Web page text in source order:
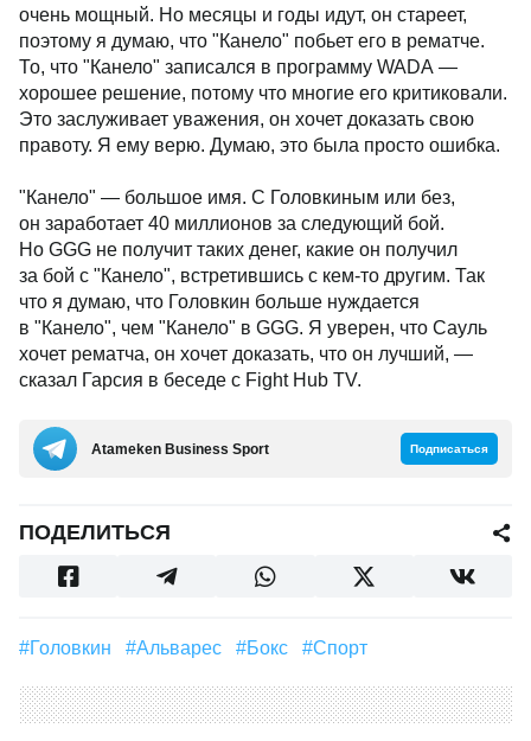
очень мощный. Но месяцы и годы идут, он стареет,
поэтому я думаю, что "Канело" побьет его в рематче.
То, что "Канело" записался в программу WADA —
хорошее решение, потому что многие его критиковали.
Это заслуживает уважения, он хочет доказать свою
правоту. Я ему верю. Думаю, это была просто ошибка.
"Канело" — большое имя. С Головкиным или без,
он заработает 40 миллионов за следующий бой.
Но GGG не получит таких денег, какие он получил
за бой с "Канело", встретившись с кем-то другим. Так
что я думаю, что Головкин больше нуждается
в "Канело", чем "Канело" в GGG. Я уверен, что Сауль
хочет рематча, он хочет доказать, что он лучший, —
сказал Гарсия в беседе с Fight Hub TV.
Аtameken Business Sport Подписаться
ПОДЕЛИТЬСЯ
#Головкин #Альварес #Бокс #Спорт